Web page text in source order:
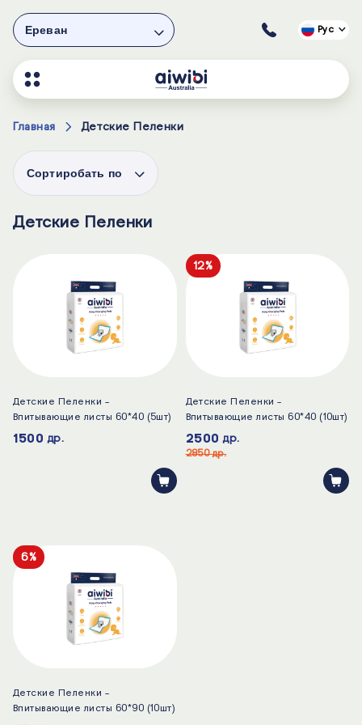
Ереван Рус
Главная Детские Пеленки
Детские Пеленки
Сортиробать по
Детские Пеленки -
Впитывающие листы 60*40 (5шт)
1500 др.
12%
Детские Пеленки -
Впитывающие листы 60*40 (10шт)
2500 др.
2850др.
6%
Детские Пеленки -
Впитывающие листы 60*90 (10шт)